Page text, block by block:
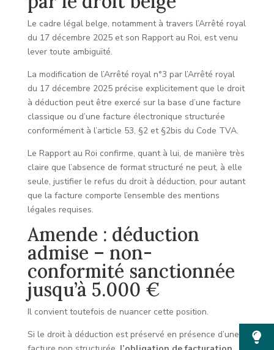
Le cadre légal belge, notamment à travers l’Arrêté royal
du 17 décembre 2025 et son Rapport au Roi, est venu
lever toute ambiguïté.
La modification de l’Arrêté royal n°3 par l’Arrêté royal
du 17 décembre 2025 précise explicitement que le droit
à déduction peut être exercé sur la base d’une facture
classique ou d’une facture électronique structurée
conformément à l’article 53, §2 et §2bis du Code TVA.
Le Rapport au Roi confirme, quant à lui, de manière très
claire que l’absence de format structuré ne peut, à elle
seule, justifier le refus du droit à déduction, pour autant
que la facture comporte l’ensemble des mentions
légales requises.
Amende : déduction
admise – non-
conformité sanctionnée
jusqu’à 5.000 €
Il convient toutefois de nuancer cette position.
Si le droit à déduction est préservé en présence d’une